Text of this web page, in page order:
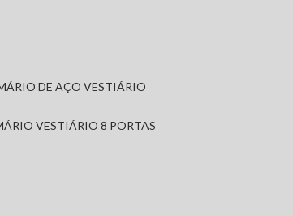
DE AÇO VESTIÁRIO
VESTIÁRIO 8 PORTAS